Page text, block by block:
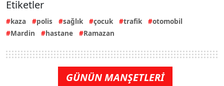
Etiketler
kaza polis sağlık çocuk trafik
otomobil
Mardin
hastane Ramazan
GÜNÜN MANŞETLERİ